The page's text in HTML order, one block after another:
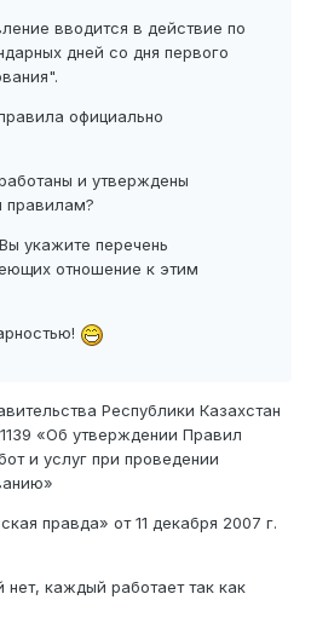
вводится в действие по
дней со дня первого
официально
и утверждены
правилам?
укажите перечень
отношение к этим
Республики Казахстан
«Об утверждении Правил
и услуг при проведении
правда» от 11 декабря 2007 г.
нет, каждый работает так как